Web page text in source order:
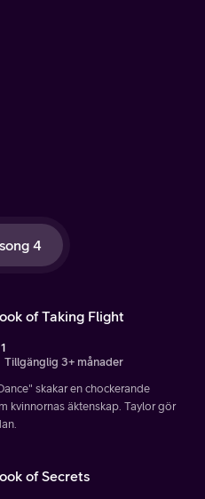
4
of Taking Flight
Tillgänglig 3+ månader
skakar en chockerande
kvinnornas äktenskap. Taylor gör
of Secrets